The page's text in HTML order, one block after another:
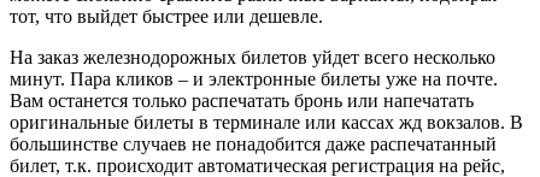
тот, что выйдет быстрее или дешевле.
На заказ железнодорожных билетов уйдет всего несколько
минут. Пара кликов – и электронные билеты уже на почте.
Вам останется только распечатать бронь или напечатать
оригинальные билеты в терминале или кассах жд вокзалов. В
большинстве случаев не понадобится даже распечатанный
билет, т.к. происходит автоматическая регистрация на рейс,